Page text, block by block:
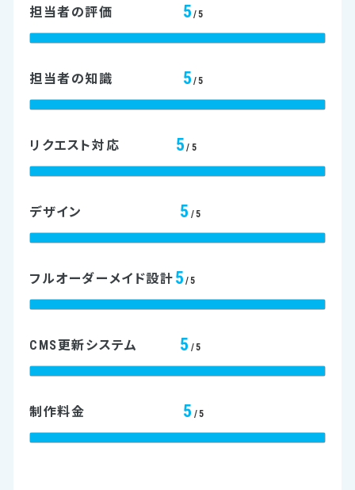
担当者の評価 5 /5
担当者の知識 5 /5
リクエスト対応 5/5
デザイン 5 /5
フルオーダーメイド設計 5 /5
CMS更新システム 5 /5
制作料金 5 /5